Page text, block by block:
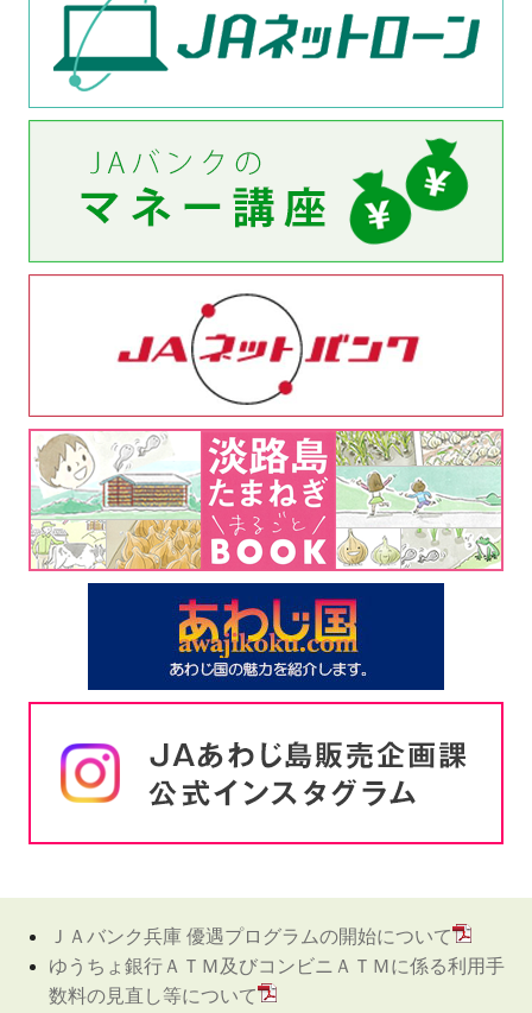
ＪＡバンク兵庫 優遇プログラムの開始について
ゆうちょ銀行ＡＴＭ及びコンビニＡＴＭに係る利用手
数料の見直し等について